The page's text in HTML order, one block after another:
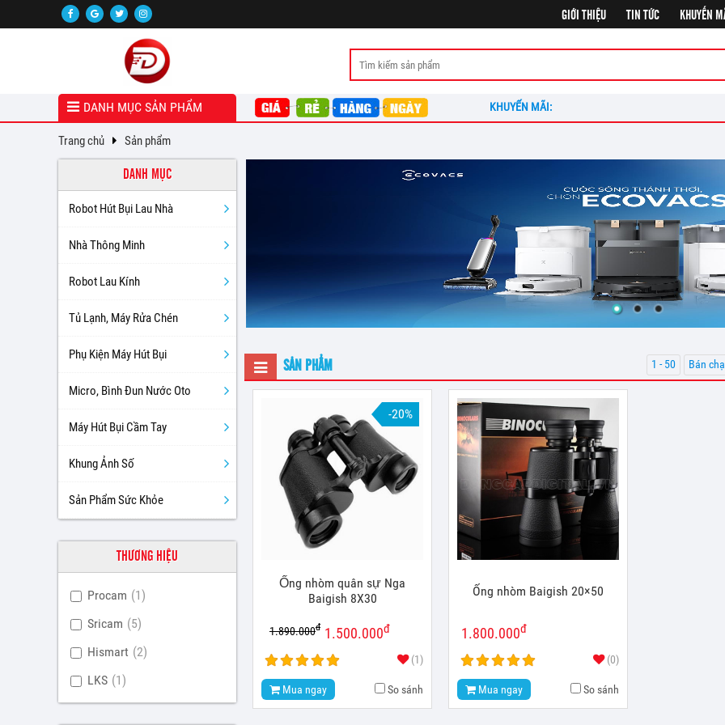
GIỚI THIỆU TIN TỨC KHUYẾN
DANH MỤC SẢN PHẨM KHUYẾN MÃI:
Trang chủ Sản phẩm
DANH MỤC
Robot Hút Bụi Lau Nhà
Nhà Thông Minh
Robot Lau Kính
Tủ Lạnh, Máy Rửa Chén
Phụ Kiện Máy Hút Bụi
Micro, Bình Đun Nước Oto
Máy Hút Bụi Cầm Tay
Khung Ảnh Số
Sản Phẩm Sức Khỏe
THƯƠNG HIỆU
Procam (1)
Sricam (5)
Hismart (2)
LKS (1)
SẢN PHẨM 1 - 50 Bán
-20%
Ống nhòm quân sự Nga
Baigish 8X30
1.500.000đ
1.890.000đ
(1)
Mua ngay So sánh
Ống nhòm Baigish 20×50
1.800.000đ
(0)
Mua ngay So sánh